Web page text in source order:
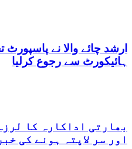
ارشد چائے والا نے پاسپورٹ
ہائیکورٹ سے رجوع کرلیا
بھارتی اداکارہ کا
اور سر لاپتہ ہونے کی